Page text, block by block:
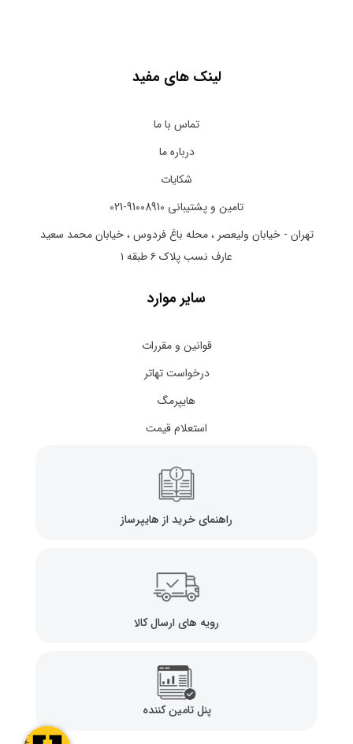
لینک های مفید
تماس با ما
درباره ما
شکایات
تامین و پشتیبانی 91008910-021
تهران - خیابان ولیعصر ، محله باغ فردوس ، خیابان محمد سعید
عارف نسب پلاک ۶ طبقه ۱
سایر موارد
قوانین و مقررات
درخواست تهاتر
هایپرمگ
استعلام قیمت
راهنمای خرید از هایپرساز
رویه های ارسال کالا
پنل تامین کننده